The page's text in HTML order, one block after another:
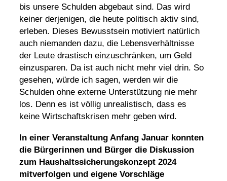
bis unsere Schulden abgebaut sind. Das wird
keiner derjenigen, die heute politisch aktiv sind,
erleben. Dieses Bewusstsein motiviert natürlich
auch niemanden dazu, die Lebensverhältnisse
der Leute drastisch einzuschränken, um Geld
einzusparen. Da ist auch nicht mehr viel drin. So
gesehen, würde ich sagen, werden wir die
Schulden ohne externe Unterstützung nie mehr
los. Denn es ist völlig unrealistisch, dass es
keine Wirtschaftskrisen mehr geben wird.
In einer Veranstaltung Anfang Januar konnten
die Bürgerinnen und Bürger die Diskussion
zum Haushaltssicherungskonzept 2024
mitverfolgen und eigene Vorschläge